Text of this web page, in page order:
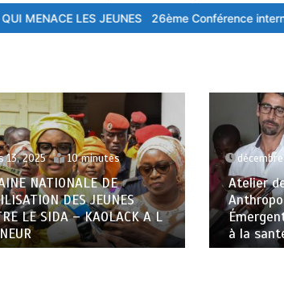
26ème Conférence internationale sur le sida : Face
14, 2023 4 minutes
de Formation »
des Épidémies
» / Une contribution
publique
Au